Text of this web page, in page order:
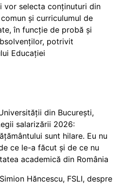
vor selecta conținuturi din
și curriculumul de
în funcție de probă și
potrivit
Educației
din București,
salarizării 2026:
sunt hilare. Eu nu
ce le-a făcut și de ce nu
academică din România
Hăncescu, FSLI, despre